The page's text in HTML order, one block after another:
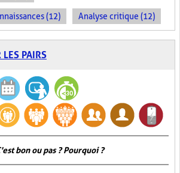
(12) Analyse critique (12)
PAIRS
bon ou pas ? Pourquoi ?